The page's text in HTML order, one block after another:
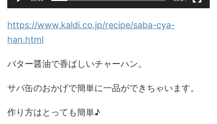
https://www.kaldi.co.jp/recipe/saba-cya-
han.html
バター醤油で香ばしいチャーハン。
サバ缶のおかげで簡単に一品ができちゃいます。
作り方はとっても簡単♪